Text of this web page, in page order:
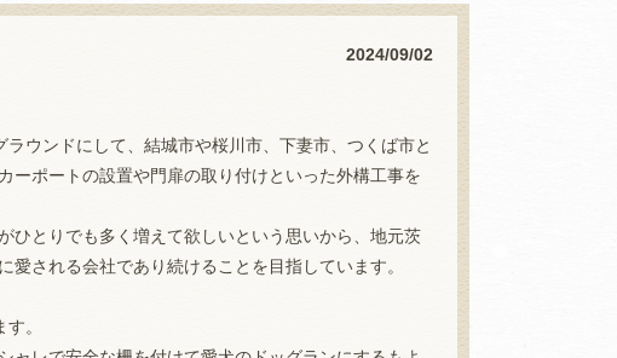
2024/09/02
ウンドにして、結城市や桜川市、下妻市、つくば市と
ーポートの設置や門扉の取り付けといった外構工事を
ひとりでも多く増えて欲しいという思いから、地元茨
される会社であり続けることを目指しています。
。